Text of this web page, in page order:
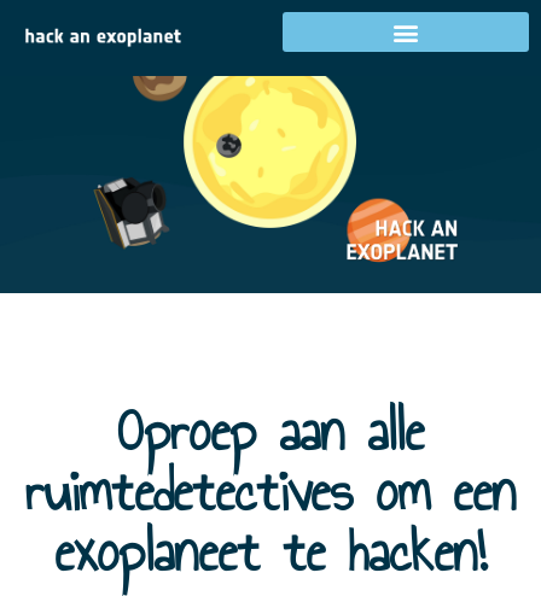
Oproep aan alle
ruimtedetectives om een
exoplaneet te hacken!